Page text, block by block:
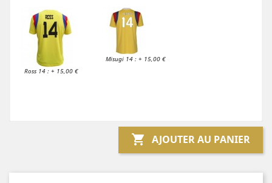
Ross 14 : + 15,00 €
Misugi 14 : + 15,00 €
 AJOUTER AU PANIER